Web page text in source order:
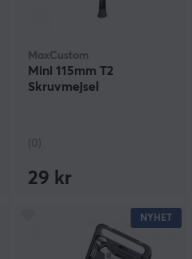
MaxCustom
Mini 115mm T2
Skruvmejsel
(0)
29 kr
NYHET